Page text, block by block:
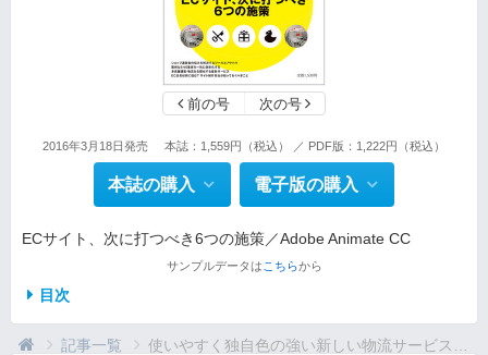
前の号 次の号
2016年3月18日発売 本誌：1,559円（税込） ／ PDF版：1,222円（税込）
本誌の購入 電子版の購入
ECサイト、次に打つべき6つの施策／Adobe Animate CC
サンプルデータは こちらから
目次
記事一覧 使いやすく独自色の強い新しい物流サービスに注目を●...